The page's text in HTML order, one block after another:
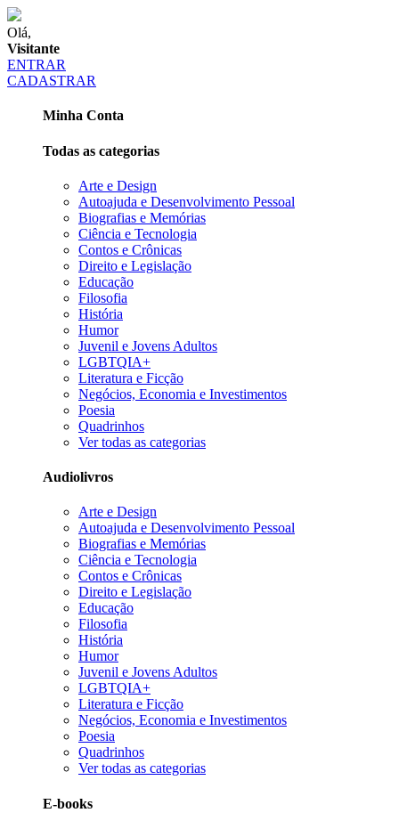
Olá,
Visitante
ENTRAR
CADASTRAR
Minha Conta
Todas as categorias
Arte e Design
Autoajuda e Desenvolvimento Pessoal
Biografias e Memórias
Ciência e Tecnologia
Contos e Crônicas
Direito e Legislação
Educação
Filosofia
História
Humor
Juvenil e Jovens Adultos
LGBTQIA+
Literatura e Ficção
Negócios, Economia e Investimentos
Poesia
Quadrinhos
Ver todas as categorias
Audiolivros
Arte e Design
Autoajuda e Desenvolvimento Pessoal
Biografias e Memórias
Ciência e Tecnologia
Contos e Crônicas
Direito e Legislação
Educação
Filosofia
História
Humor
Juvenil e Jovens Adultos
LGBTQIA+
Literatura e Ficção
Negócios, Economia e Investimentos
Poesia
Quadrinhos
Ver todas as categorias
E-books